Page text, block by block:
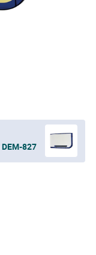
DEM-827